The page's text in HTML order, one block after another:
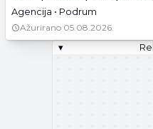
Agencija • Podrum
Ažurirano 05.08.2026.
▾